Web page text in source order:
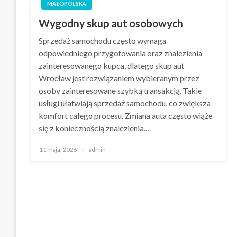
MAŁOPOLSKA
Wygodny skup aut osobowych
Sprzedaż samochodu często wymaga
odpowiedniego przygotowania oraz znalezienia
zainteresowanego kupca, dlatego skup aut
Wrocław jest rozwiązaniem wybieranym przez
osoby zainteresowane szybką transakcją. Takie
usługi ułatwiają sprzedaż samochodu, co zwiększa
komfort całego procesu. Zmiana auta często wiąże
się z koniecznością znalezienia…
Opublikowane
11 maja, 2026 admin